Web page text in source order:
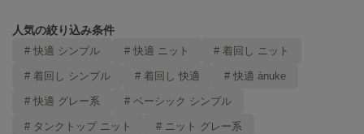
null.
On
人気の絞り込み条件
# 快適 シンプル # 快適 ニット # 着回し ニット
# 着回し シンプル # 着回し 快適 # 快適 ànuke
# 快適 グレー系 # ベーシック シンプル
# タンクトップ ニット # ニット グレー系